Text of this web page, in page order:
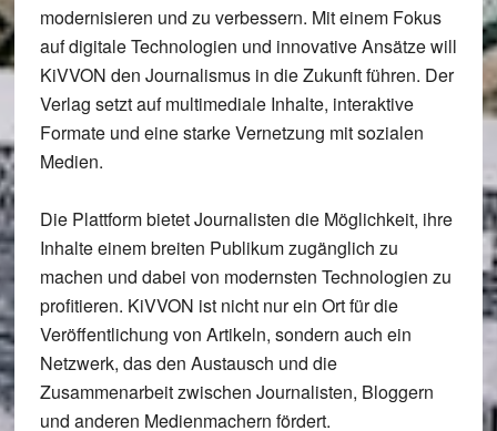
modernisieren und zu verbessern. Mit einem Fokus
auf digitale Technologien und innovative Ansätze will
KiVVON den Journalismus in die Zukunft führen. Der
Verlag setzt auf multimediale Inhalte, interaktive
Formate und eine starke Vernetzung mit sozialen
Medien.
Die Plattform bietet Journalisten die Möglichkeit, ihre
Inhalte einem breiten Publikum zugänglich zu
machen und dabei von modernsten Technologien zu
profitieren. KiVVON ist nicht nur ein Ort für die
Veröffentlichung von Artikeln, sondern auch ein
Netzwerk, das den Austausch und die
Zusammenarbeit zwischen Journalisten, Bloggern
und anderen Medienmachern fördert.